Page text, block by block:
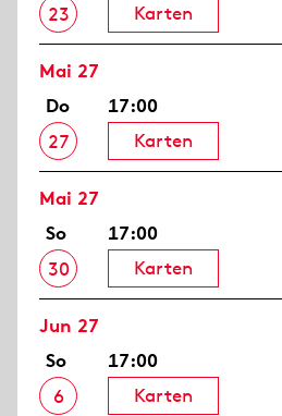
23
Karten
Mai 27
Do
27
17:00
Karten
Mai 27
So
30
17:00
Karten
Jun 27
So
6
17:00
Karten